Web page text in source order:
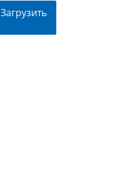
Загрузить